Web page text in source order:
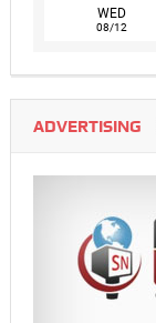
WED
08/12
ADVERTISING